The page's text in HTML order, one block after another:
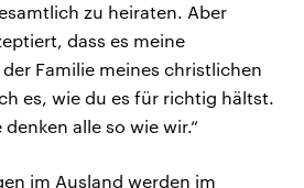
zu heiraten. Aber
dass es meine
Familie meines christlichen
es, wie du es für richtig hältst.
alle so wie wir.“
im Ausland werden im